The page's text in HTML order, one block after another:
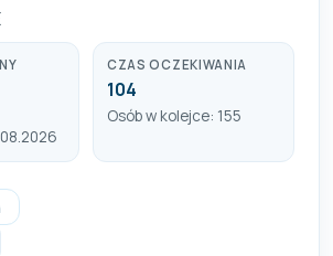
CZAS OCZEKIWANIA
104
Osób w kolejce: 155
41 366 38 60